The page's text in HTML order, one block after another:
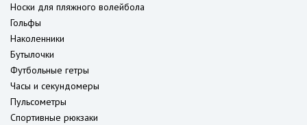
Носки для пляжного волейбола
Гольфы
Наколенники
Бутылочки
Футбольные гетры
Часы и секундомеры
Пульсометры
Спортивные рюкзаки